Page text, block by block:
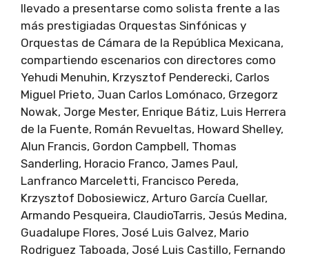
llevado a presentarse como solista frente a las
más prestigiadas Orquestas Sinfónicas y
Orquestas de Cámara de la República Mexicana,
compartiendo escenarios con directores como
Yehudi Menuhin, Krzysztof Penderecki, Carlos
Miguel Prieto, Juan Carlos Lomónaco, Grzegorz
Nowak, Jorge Mester, Enrique Bátiz, Luis Herrera
de la Fuente, Román Revueltas, Howard Shelley,
Alun Francis, Gordon Campbell, Thomas
Sanderling, Horacio Franco, James Paul,
Lanfranco Marceletti, Francisco Pereda,
Krzysztof Dobosiewicz, Arturo García Cuellar,
Armando Pesqueira, ClaudioTarris, Jesús Medina,
Guadalupe Flores, José Luis Galvez, Mario
Rodriguez Taboada, José Luis Castillo, Fernando